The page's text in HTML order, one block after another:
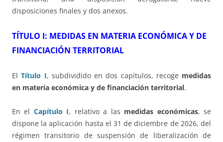
disposiciones finales y dos anexos.
TÍTULO I: MEDIDAS EN MATERIA ECONÓMICA Y DE
FINANCIACIÓN TERRITORIAL
ElTítulo I, subdividido en dos capítulos, recoge medidas
en materia económica y de financiación territorial.
En el Capítulo I, relativo a las medidas económicas, se
dispone la aplicación hasta el 31 de diciembre de 2026, del
régimen transitorio de suspensión de liberalización de